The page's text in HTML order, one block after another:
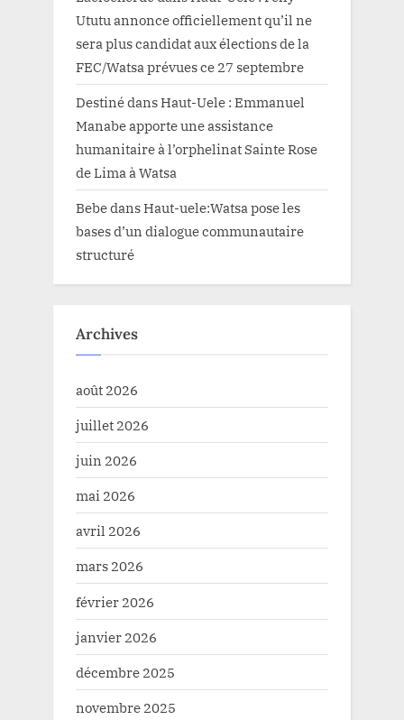
Ututu annonce officiellement qu’il ne
sera plus candidat aux élections de la
FEC/Watsa prévues ce 27 septembre
DestinédansHaut-Uele : Emmanuel
Manabe apporte une assistance
humanitaire à l’orphelinat Sainte Rose
de Lima à Watsa
BebedansHaut-uele:Watsa pose les
bases d’un dialogue communautaire
structuré
Archives
août 2026
juillet 2026
juin 2026
mai 2026
avril 2026
mars 2026
février 2026
janvier 2026
décembre 2025
novembre 2025